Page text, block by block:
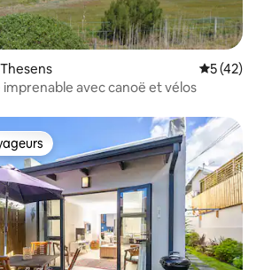
5 (42)
avec canoë et vélos